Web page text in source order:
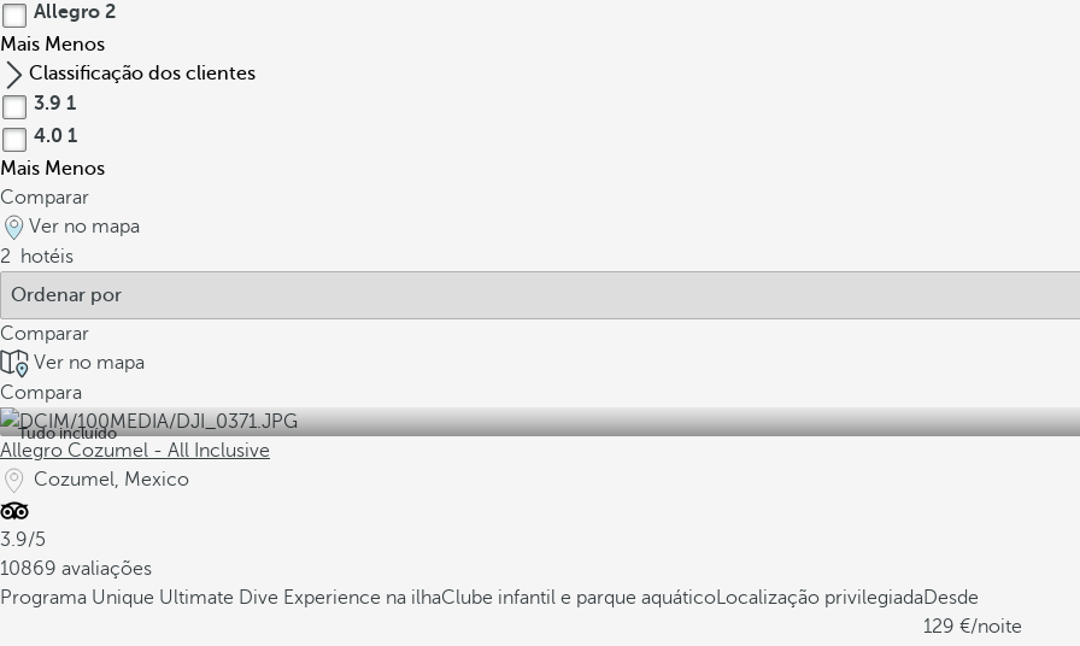
Allegro 2
Mais Menos
Classificação dos clientes
3.9 1
4.0 1
Mais Menos
Comparar
Ver no mapa
2
hotéis
Comparar
Ver no mapa
Compara
Tudo incluído
Allegro Cozumel - All Inclusive
Cozumel, Mexico
3.9/5
10869 avaliações
Programa Unique Ultimate Dive Experience na ilhaClube infantil e parque aquáticoLocalização privilegiadaDesde
129
/noite